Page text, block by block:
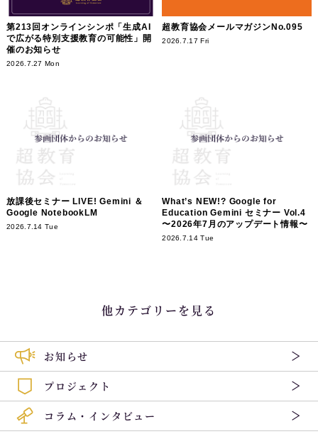
第213回オンラインシンポ「生成AI
で広がる特別支援教育の可能性」開
催のお知らせ
2026.7.27 Mon
超教育協会メールマガジンNo.095
2026.7.17 Fri
放課後セミナー LIVE! Gemini ＆
Google NotebookLM
2026.7.14 Tue
What’s NEW!? Google for
Education Gemini セミナー Vol.4
〜2026年7月のアップデート情報〜
2026.7.14 Tue
他カテゴリーを見る
お知らせ
プロジェクト
コラム・インタビュー